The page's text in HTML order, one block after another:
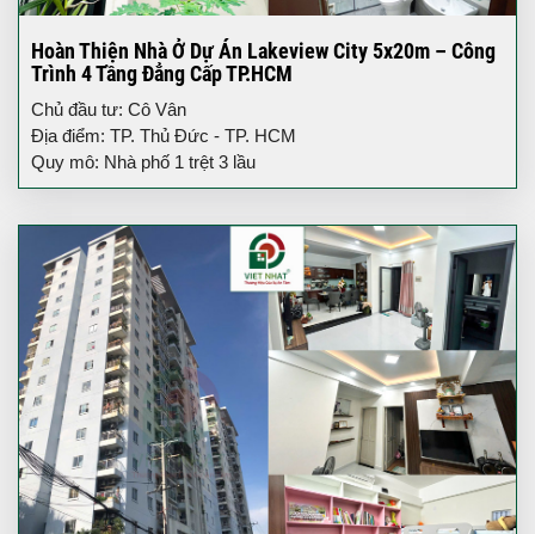
Hoàn Thiện Nhà Ở Dự Án Lakeview City 5x20m – Công
Trình 4 Tầng Đẳng Cấp TP.HCM
Chủ đầu tư: Cô Vân
Địa điểm: TP. Thủ Đức - TP. HCM
Quy mô: Nhà phố 1 trệt 3 lầu